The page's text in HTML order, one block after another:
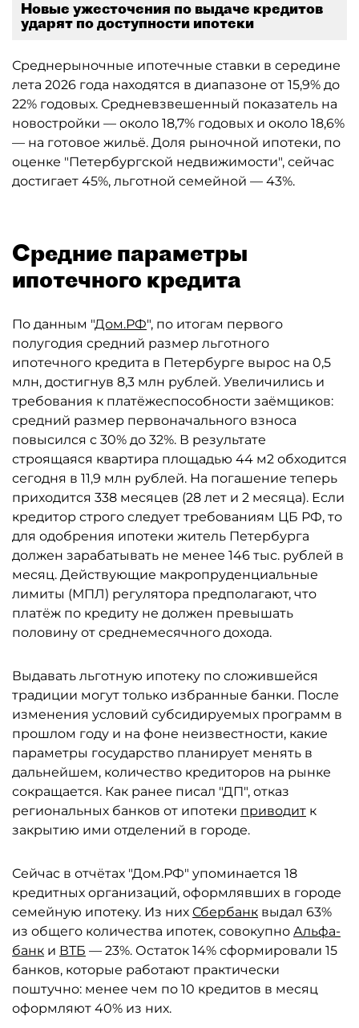
Новые ужесточения по выдаче кредитов
ударят по доступности ипотеки
Среднерыночные ипотечные ставки в середине
лета 2026 года находятся в диапазоне от 15,9% до
22% годовых. Средневзвешенный показатель на
новостройки — около 18,7% годовых и около 18,6%
— на готовое жильё. Доля рыночной ипотеки, по
оценке "Петербургской недвижимости", сейчас
достигает 45%, льготной семейной — 43%.
Средние параметры
ипотечного кредита
По данным "Дом.РФ", по итогам первого
полугодия средний размер льготного
ипотечного кредита в Петербурге вырос на 0,5
млн, достигнув 8,3 млн рублей. Увеличились и
требования к платёжеспособности заёмщиков:
средний размер первоначального взноса
повысился с 30% до 32%. В результате
строящаяся квартира площадью 44 м2 обходится
сегодня в 11,9 млн рублей. На погашение теперь
приходится 338 месяцев (28 лет и 2 месяца). Если
кредитор строго следует требованиям ЦБ РФ, то
для одобрения ипотеки житель Петербурга
должен зарабатывать не менее 146 тыс. рублей в
месяц. Действующие макропруденциальные
лимиты (МПЛ) регулятора предполагают, что
платёж по кредиту не должен превышать
половину от среднемесячного дохода.
Выдавать льготную ипотеку по сложившейся
традиции могут только избранные банки. После
изменения условий субсидируемых программ в
прошлом году и на фоне неизвестности, какие
параметры государство планирует менять в
дальнейшем, количество кредиторов на рынке
сокращается. Как ранее писал "ДП", отказ
региональных банков от ипотеки приводит к
закрытию ими отделений в городе.
Сейчас в отчётах "Дом.РФ" упоминается 18
кредитных организаций, оформлявших в городе
семейную ипотеку. Из них Сбербанк выдал 63%
из общего количества ипотек, совокупно Альфа-
банк и ВТБ — 23%. Остаток 14% сформировали 15
банков, которые работают практически
поштучно: менее чем по 10 кредитов в месяц
оформляют 40% из них.